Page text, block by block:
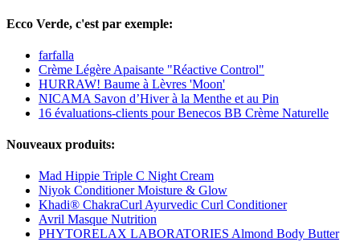
Ecco Verde, c'est par exemple:
farfalla
Crème Légère Apaisante "Réactive Control"
HURRAW! Baume à Lèvres 'Moon'
NICAMA Savon d’Hiver à la Menthe et au Pin
16 évaluations-clients pour Benecos BB Crème Naturelle
Nouveaux produits:
Mad Hippie Triple C Night Cream
Niyok Conditioner Moisture & Glow
Khadi® ChakraCurl Ayurvedic Curl Conditioner
Avril Masque Nutrition
PHYTORELAX LABORATORIES Almond Body Butter